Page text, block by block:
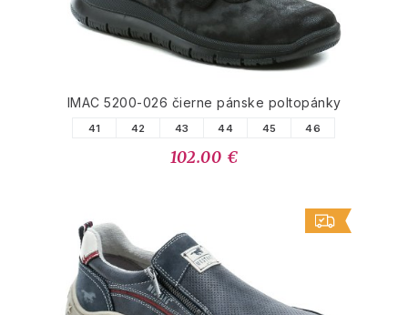
IMAC 5200-026 čierne pánske poltopánky
41 42 43 44 45 46
102.00 €